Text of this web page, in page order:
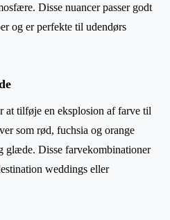
Disse nuancer passer godt
og er perfekte til udendørs
at tilføje en eksplosion af farve til
som rød, fuchsia og orange
glæde. Disse farvekombinationer
weddings eller